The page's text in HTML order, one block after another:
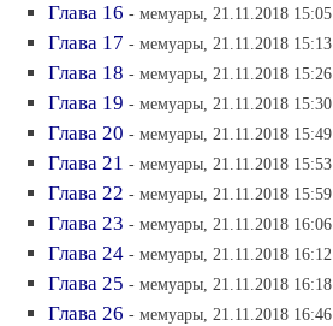
Глава 16 - мемуары, 21.11.2018 15:05
Глава 17 - мемуары, 21.11.2018 15:13
Глава 18 - мемуары, 21.11.2018 15:26
Глава 19 - мемуары, 21.11.2018 15:30
Глава 20 - мемуары, 21.11.2018 15:49
Глава 21 - мемуары, 21.11.2018 15:53
Глава 22 - мемуары, 21.11.2018 15:59
Глава 23 - мемуары, 21.11.2018 16:06
Глава 24 - мемуары, 21.11.2018 16:12
Глава 25 - мемуары, 21.11.2018 16:18
Глава 26 - мемуары, 21.11.2018 16:46